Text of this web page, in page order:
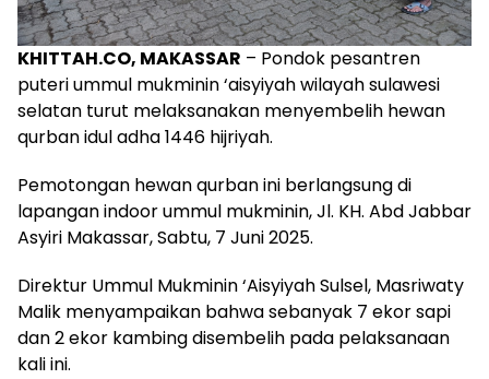
KHITTAH.CO, MAKASSAR – Pondok pesantren
puteri ummul mukminin ‘aisyiyah wilayah sulawesi
selatan turut melaksanakan menyembelih hewan
qurban idul adha 1446 hijriyah.
Pemotongan hewan qurban ini berlangsung di
lapangan indoor ummul mukminin, Jl. KH. Abd Jabbar
Asyiri Makassar, Sabtu, 7 Juni 2025.
Direktur Ummul Mukminin ‘Aisyiyah Sulsel, Masriwaty
Malik menyampaikan bahwa sebanyak 7 ekor sapi
dan 2 ekor kambing disembelih pada pelaksanaan
kali ini.